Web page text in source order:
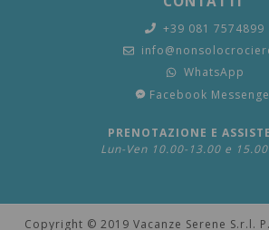
+39 081 7574899
WhatsApp
Facebook
PRENOTAZIONE E
Lun-Ven 10.00-13.00 e
Copyright © 2019 Vacanze Serene S.r.l.